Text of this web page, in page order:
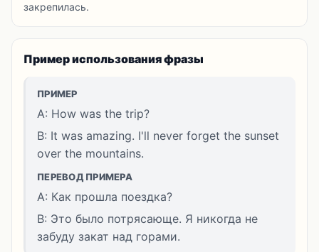
закрепилась.
Пример использования фразы
ПРИМЕР
A: How was the trip?
B: It was amazing. I'll never forget the sunset
over the mountains.
ПЕРЕВОД ПРИМЕРА
A: Как прошла поездка?
B: Это было потрясающе. Я никогда не
забуду закат над горами.